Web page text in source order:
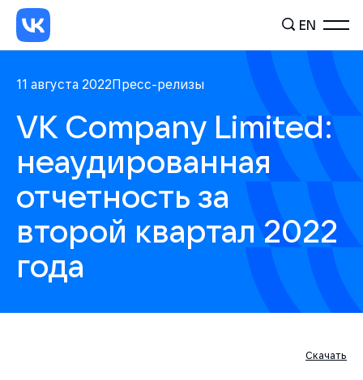
EN
11 августа 2022Пресс-релизы
VK Company Limited:
неаудированная
отчетность за
второй квартал 2022
года
Скачать